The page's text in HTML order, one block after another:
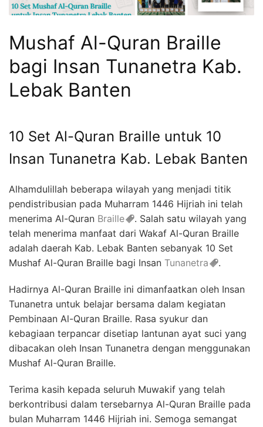
Mushaf Al-Quran Braille
bagi Insan Tunanetra Kab.
Lebak Banten
10 Set Al-Quran Braille untuk 10
Insan Tunanetra Kab. Lebak Banten
Alhamdulillah beberapa wilayah yang menjadi titik
pendistribusian pada Muharram 1446 Hijriah ini telah
menerima Al-Quran Braille
. Salah satu wilayah yang
telah menerima manfaat dari Wakaf Al-Quran Braille
adalah daerah Kab. Lebak Banten sebanyak 10 Set
Mushaf Al-Quran Braille bagi Insan Tunanetra .
Hadirnya Al-Quran Braille ini dimanfaatkan oleh Insan
Tunanetra untuk belajar bersama dalam kegiatan
Pembinaan Al-Quran Braille. Rasa syukur dan
kebagiaan terpancar disetiap lantunan ayat suci yang
dibacakan oleh Insan Tunanetra dengan menggunakan
Mushaf Al-Quran Braille.
Terima kasih kepada seluruh Muwakif yang telah
berkontribusi dalam tersebarnya Al-Quran Braille pada
bulan Muharram 1446 Hijriah ini. Semoga semangat